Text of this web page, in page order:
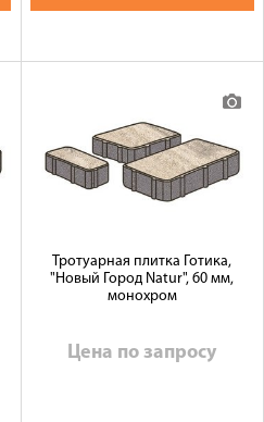
Тротуарная плитка Готика,
"Новый Город Natur", 60 мм,
монохром
Цена по запросу